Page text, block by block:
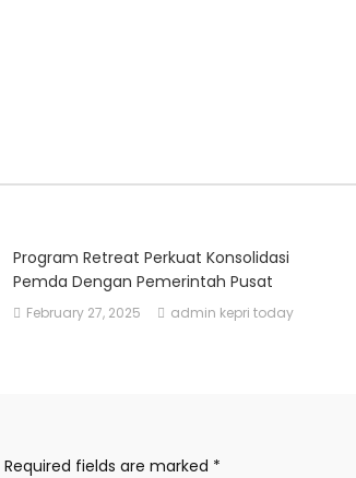
Program Retreat Perkuat Konsolidasi
Pemda Dengan Pemerintah Pusat
February 27, 2025 admin kepri today
Required fields are marked *